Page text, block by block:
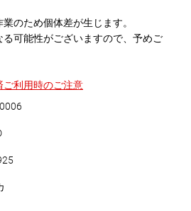
のため個体差が生じます。
可能性がございますので、予めご
利用時のご注意